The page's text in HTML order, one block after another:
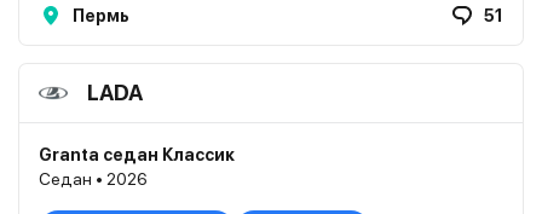
Пермь 51
LADA
Granta седан Классик
Седан • 2026